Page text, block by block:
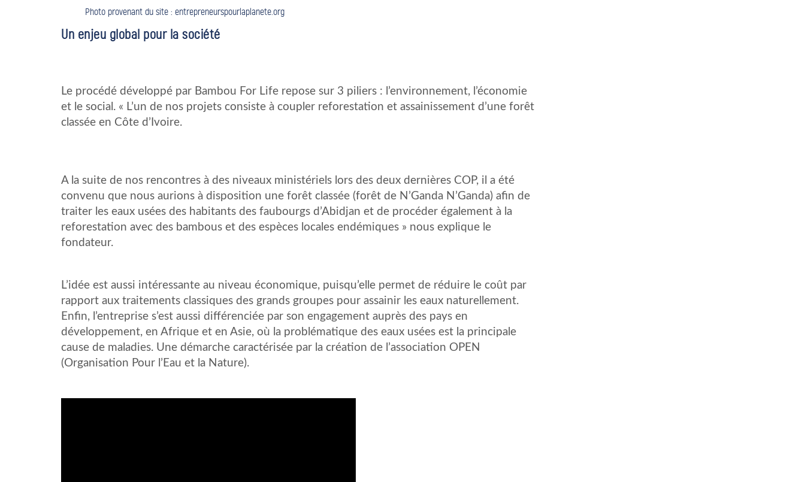
Photo provenant du site : entrepreneurspourlaplanete.org
Un enjeu global pour la société
Le procédé développé par Bambou For Life repose sur 3 piliers : l’environnement, l’économie
et le social. « L’un de nos projets consiste à coupler reforestation et assainissement d’une forêt
classée en Côte d’Ivoire.
A la suite de nos rencontres à des niveaux ministériels lors des deux dernières COP, il a été
convenu que nous aurions à disposition une forêt classée (forêt de N’Ganda N’Ganda) afin de
traiter les eaux usées des habitants des faubourgs d’Abidjan et de procéder également à la
reforestation avec des bambous et des espèces locales endémiques » nous explique le
fondateur.
L’idée est aussi intéressante au niveau économique, puisqu’elle permet de réduire le coût par
rapport aux traitements classiques des grands groupes pour assainir les eaux naturellement.
Enfin, l’entreprise s’est aussi différenciée par son engagement auprès des pays en
développement, en Afrique et en Asie, où la problématique des eaux usées est la principale
cause de maladies. Une démarche caractérisée par la création de l’association OPEN
(Organisation Pour l’Eau et la Nature).